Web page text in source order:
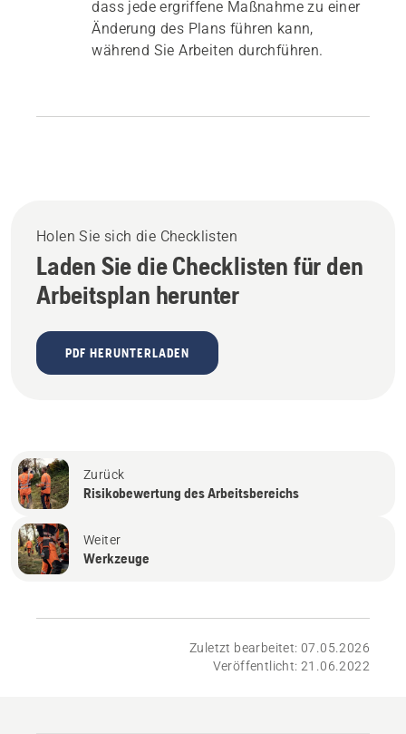
dass jede ergriffene Maßnahme zu einer
Änderung des Plans führen kann,
während Sie Arbeiten durchführen.
Holen Sie sich die Checklisten
Laden Sie die Checklisten für den
Arbeitsplan herunter
PDF HERUNTERLADEN
Zurück
Risikobewertung des Arbeitsbereichs
Weiter
Werkzeuge
Zuletzt bearbeitet: 07.05.2026
Veröffentlicht: 21.06.2022